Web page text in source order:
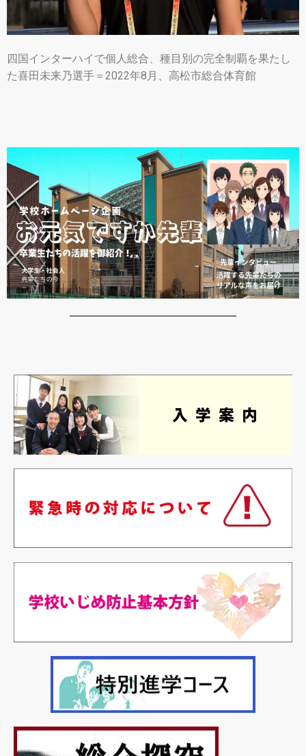
四国インターハイで個人総合、種目別の完全制覇を果たし
た喜田未来乃選手＝2022年8月、高松市総合体育館